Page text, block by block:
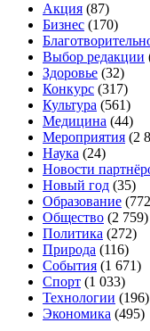
Акция (87)
Бизнес (170)
Выбор редакции
Здоровье (32)
Конкурс (317)
Культура (561)
Медицина (44)
Мероприятия (2
Наука (24)
Новости
Новый год (35)
Образование
Общество (2 759)
Политика (272)
Природа (116)
События (1 671)
Спорт (1 033)
Технологии (196)
Экономика (495)